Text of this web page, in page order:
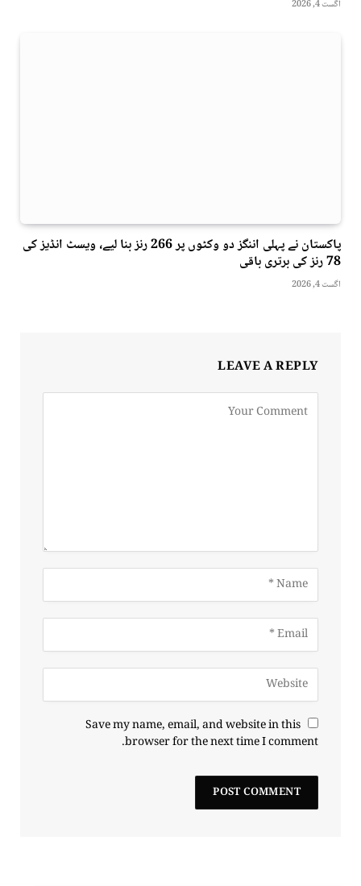
اگست 4, 2026
پاکستان نے پہلی اننگز دو وکٹوں پر 266 رنز بنا لیے، ویسٹ انڈیز کی
78 رنز کی برتری باقی
اگست 4, 2026
LEAVE A REPLY
Save my name, email, and website in this
browser for the next time I comment.